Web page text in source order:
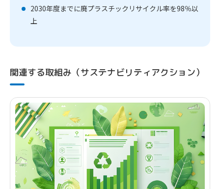
2030年度までに廃プラスチックリサイクル率を98％以
上
関連する取組み（サステナビリティアクション）